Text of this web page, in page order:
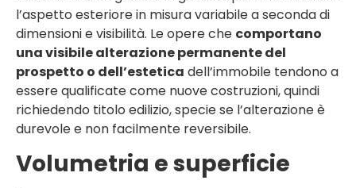
l’aspetto esteriore in misura variabile a seconda di
dimensioni e visibilità. Le opere che comportano
una visibile alterazione permanente del
prospetto o dell’estetica dell’immobile tendono a
essere qualificate come nuove costruzioni, quindi
richiedendo titolo edilizio, specie se l’alterazione è
durevole e non facilmente reversibile.
Volumetria e superficie